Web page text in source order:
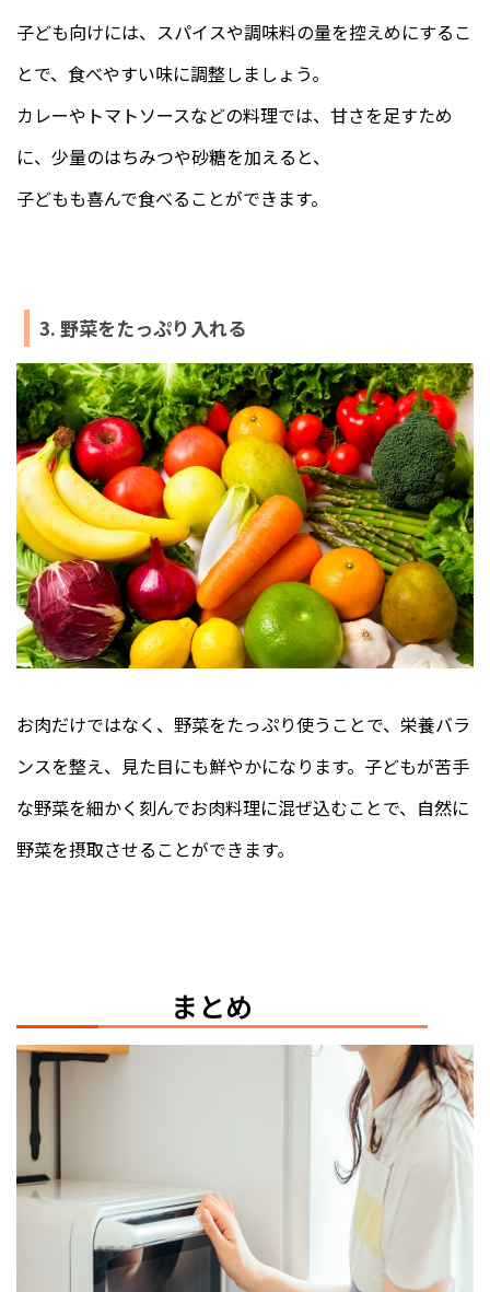
子ども向けには、スパイスや調味料の量を控えめにするこ
とで、食べやすい味に調整しましょう。
カレーやトマトソースなどの料理では、甘さを足すため
に、少量のはちみつや砂糖を加えると、
子どもも喜んで食べることができます。
3. 野菜をたっぷり入れる
お肉だけではなく、野菜をたっぷり使うことで、栄養バラ
ンスを整え、見た目にも鮮やかになります。子どもが苦手
な野菜を細かく刻んでお肉料理に混ぜ込むことで、自然に
野菜を摂取させることができます。
まとめ